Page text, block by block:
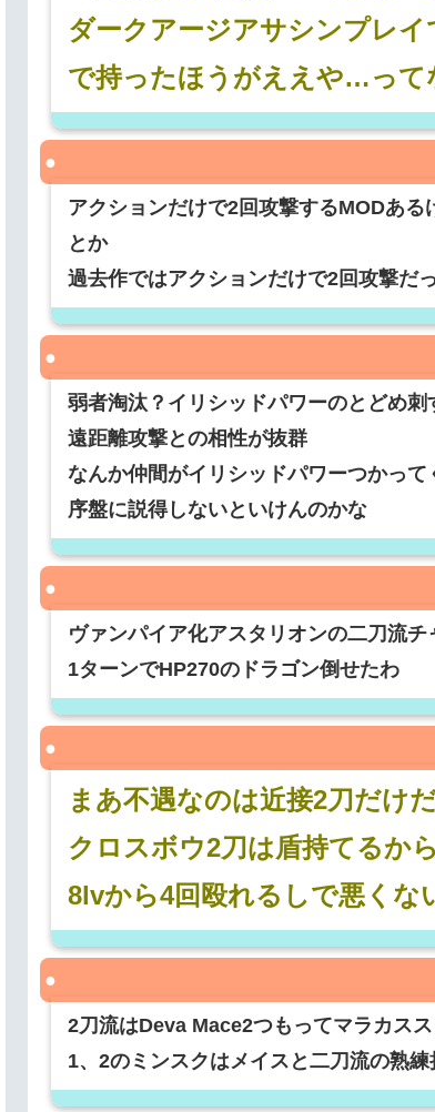
ダークアージアサシンプレ
で持ったほうがええや…って
アクションだけで2回攻撃するMODあ
とか
過去作ではアクションだけで2回攻撃だ
弱者淘汰？イリシッドパワーのとどめ
遠距離攻撃との相性が抜群
なんか仲間がイリシッドパワーつかっ
序盤に説得しないといけんのかな
ヴァンパイア化アスタリオンの二刀流
1ターンでHP270のドラゴン倒せたわ
まあ不遇なのは近接2刀だけ
クロスボウ2刀は盾持てるか
8lvから4回殴れるしで悪くな
2刀流はDeva Mace2つもってマラカス
1、2のミンスクはメイスと二刀流の熟